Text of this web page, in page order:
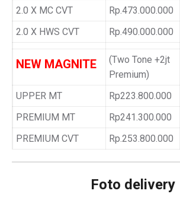
2.0 X MC CVT Rp.473.000.000
2.0 X HWS CVT
Rp.490.000.000
NEW MAGNITE
(Two Tone +2jt
Premium)
UPPER MT
Rp223.800.000
PREMIUM MT
Rp241.300.000
PREMIUM CVT
Rp.253.800.000
Foto delivery